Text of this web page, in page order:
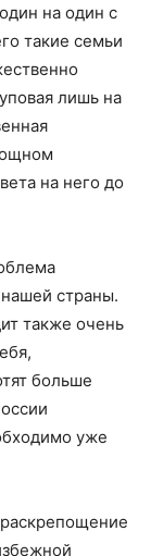
на один с
такие семьи
лишь на
на него до
страны.
также очень
больше
уже